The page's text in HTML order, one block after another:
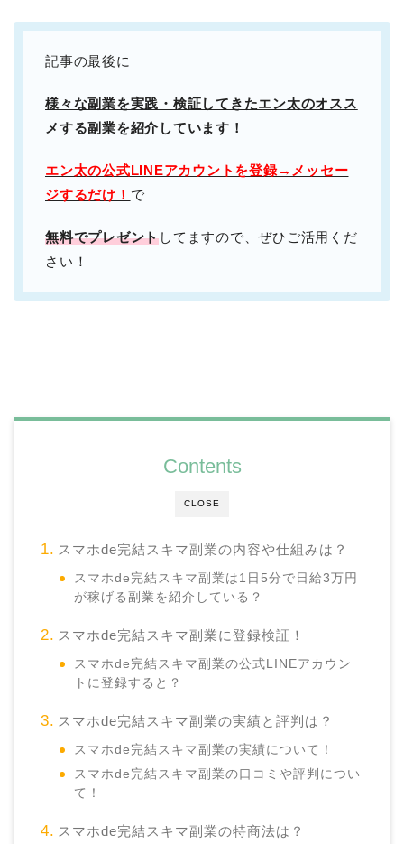
記事の最後に
様々な副業を実践・検証してきたエン太のオスス
メする副業を紹介しています！
エン太の公式LINEアカウントを登録→メッセー
ジするだけ！ で
無料でプレゼントしてますので、ぜひご活用くだ
さい！
CLOSE
Contents
スマホde完結スキマ副業の内容や仕組みは？
スマホde完結スキマ副業は1日5分で日給3万円
が稼げる副業を紹介している？
スマホde完結スキマ副業に登録検証！
スマホde完結スキマ副業の公式LINEアカウン
トに登録すると？
スマホde完結スキマ副業の実績と評判は？
スマホde完結スキマ副業の実績について！
スマホde完結スキマ副業の口コミや評判につい
て！
スマホde完結スキマ副業の特商法は？